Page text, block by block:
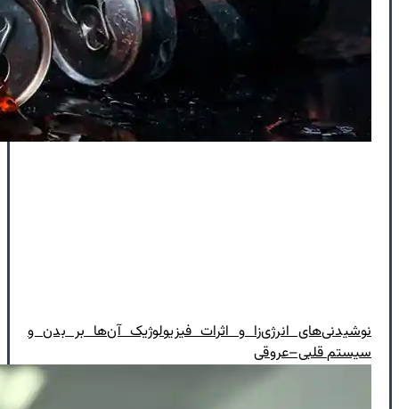
نوشیدنی‌های انرژی‌زا و اثرات فیزیولوژیک آن‌ها بر بدن و
سیستم قلبی–عروقی